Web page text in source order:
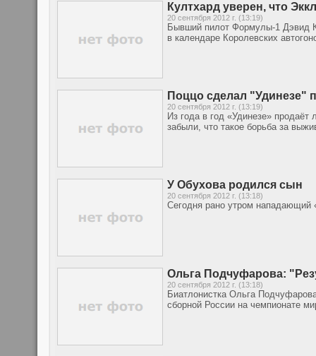
Култхард уверен, что
20 сентября 2012 г. (13:19)
Бывший пилот Формулы-1 Дэвид
в календаре Королевских
Поццо сделал "Удинезе"
20 сентября 2012 г. (13:19)
Из года в год «Удинезе»
забыли, что такое борьба за
У Обухова родился сын
20 сентября 2012 г. (13:18)
Сегодня рано утром нападающий
Ольга Подчуфарова:
20 сентября 2012 г. (13:18)
Биатлонистка Ольга
сборной России на чемпионате